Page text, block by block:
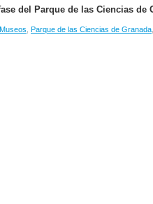
del Parque de las Ciencias de
Museos Parque de las Ciencias de Granada